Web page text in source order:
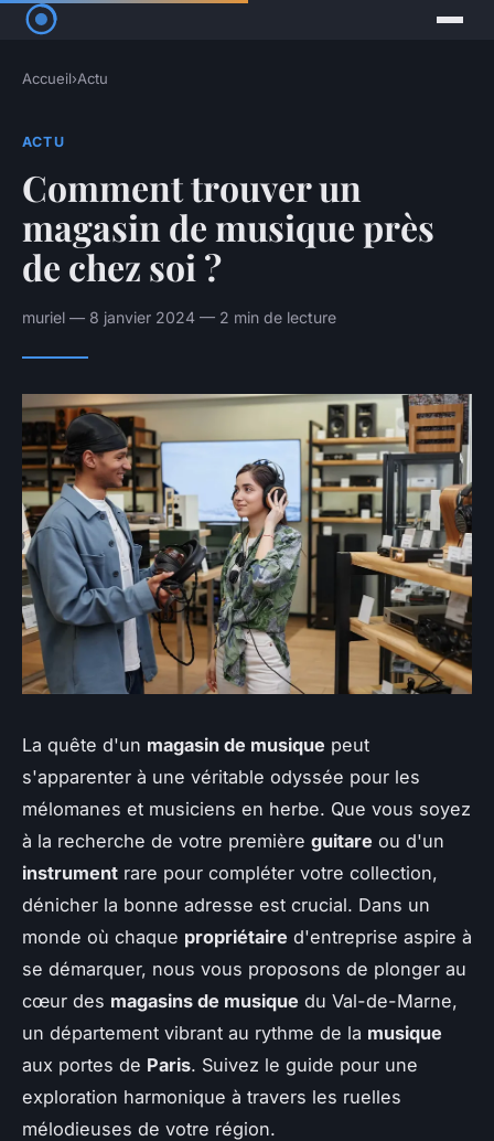
Accueil›Actu
ACTU
Comment trouver un
magasin de musique près
de chez soi ?
muriel — 8 janvier 2024 — 2 min de lecture
La quête d'un magasin de musique peut
s'apparenter à une véritable odyssée pour les
mélomanes et musiciens en herbe. Que vous soyez
à la recherche de votre première guitare ou d'un
instrument rare pour compléter votre collection,
dénicher la bonne adresse est crucial. Dans un
monde où chaque propriétaire d'entreprise aspire à
se démarquer, nous vous proposons de plonger au
cœur des magasins de musique du Val-de-Marne,
un département vibrant au rythme de la musique
aux portes de Paris. Suivez le guide pour une
exploration harmonique à travers les ruelles
mélodieuses de votre région.